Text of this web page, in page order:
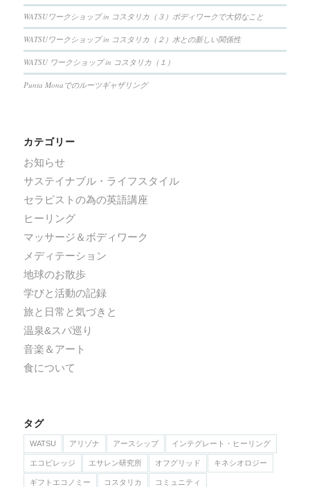
WATSUワークショップ in コスタリカ（３）ボディワークで大切なこと
WATSUワークショップ in コスタリカ（２）水との新しい関係性
WATSU ワークショップ in コスタリカ（１）
Punta Monaでのルーツギャザリング
カテゴリー
お知らせ
サステイナブル・ライフスタイル
セラピストの為の英語講座
ヒーリング
マッサージ＆ボディワーク
メディテーション
地球のお散歩
学びと活動の記録
旅と日常と気づきと
温泉&スパ巡り
音楽＆アート
食について
タグ
WATSU アリゾナ アースシップ インテグレート・ヒーリング
エコビレッジ エサレン研究所 オフグリッド キネシオロジー
ギフトエコノミー コスタリカ コミュニティ